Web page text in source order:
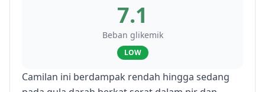
7.1
Beban glikemik
LOW
Camilan ini berdampak rendah hingga sedang